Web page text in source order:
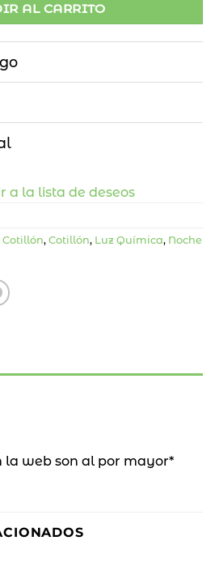
AL CARRITO
a la lista de deseos
Cotillón, Cotillón, Luz Química, Noche
la web son al por mayor*